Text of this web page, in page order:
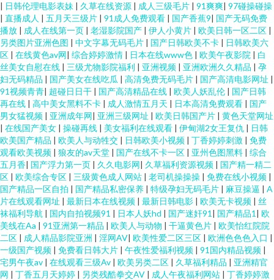
| 日韩伦理电影表妹 | 久草在线资源 | 成人三级毛片 | 91爽爽| 97碰操碰操
| 直播成人 | 五月天三级片 | 91成人免费观看 | 国产香蕉9| 国产无码免费
播放 | 成人在线第一页 | 老湿影院国产 | 伊人小黄片 | 欧美日韩一区二区 |
另类图片亚洲色图 | 中文字幕无码毛片 | 国产日韩欧美不卡 | 日韩欧美六
区 | 在线黄色av网| 综合婷婷激情 | 日本在线www色 | 欧美午夜影院 | 白
丝美女自慰在线 | 三级尤物影院福利 | 亚洲视频 | 亚洲欧洲久久精品 | 孕
妇无码精品 | 国产美女在线吃瓜 | 高清免费无码毛片 | 国产高清电影网址 |
91视频青青| 超碰日日干 | 国产高清精品在线 | 欧美人妖乱伦 | 国产日韩
再在线 | 高中美女黑料不卡 | 成人激情五月天 | 日本高清免费观看 | 国产
男女猛视频 | 亚洲成年网| 亚洲三级网址 | 欧美日韩国产片 | 黄色天堂网址
| 在线国产美女 | 操碰再线 | 美女福利在线观看 | 伊甸湖2女王复仇 | 日韩
欧美国产精品 | 欧美人与动牲交 | 日韩欧美小视频 | 丁香婷婷刺激 | 免费
观看欧美视频 | 狼友的av天堂 | 国产在线不卡一区 | 亚州色图黑料 | 综合
五月香| 国产浮力第一页 | 久久电影网| 久草福利资源视频 | 国产精一精二
区 | 欧美综合专区 | 三级黄色成人网站 | 老司机操操操 | 免费在线小视频 |
国产精品一区自拍 | 国产精品私密保养 | 特级孕妇无码毛片 | 麻豆操逼 | A
片在线观看网址 | 最新日本在线视频 | 最新日韩电影 | 欧美无卡视频 | 丝
袜福利导航 | 国内自拍视频91 | 日本人妖hd | 国产迷奸91 | 国产精品1 | 欧
美线在Aa | 91亚洲第一精品 | 欧美人与动物 | 干逼黄色片 | 欧美怡红院院
二区 | 成人精品影院亚洲 | 淫网AV| 欧美性爱二区三区 | 欧洲色色色入口 |
一级国产视频 | 免费看日韩大片 | 午夜性爱福利视频 | 91国内精品视频 |
宅男午夜av | 在线观看三级Av | 欧美另类二区 | 久草福利精品 | 亚洲精官
网 | 丁香五月天婷婷 | 另类残酷拳交AV | 成人午夜福利网站 | 丁香婷婷激